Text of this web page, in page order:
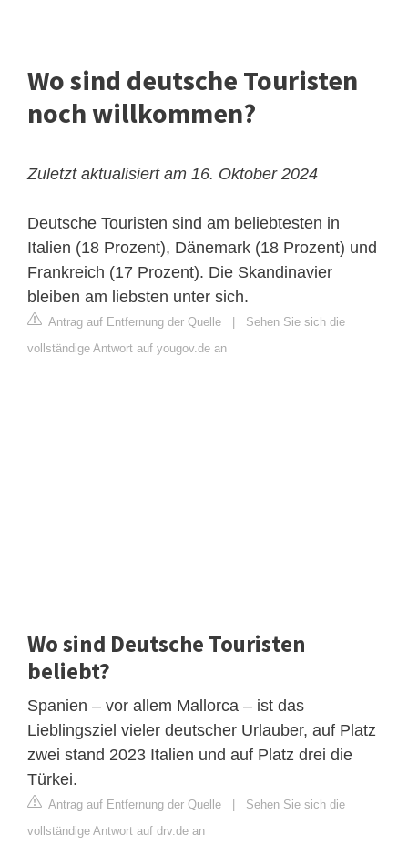
Wo sind deutsche Touristen
noch willkommen?
Zuletzt aktualisiert am 16. Oktober 2024
Deutsche Touristen sind am beliebtesten in
Italien (18 Prozent), Dänemark (18 Prozent) und
Frankreich (17 Prozent). Die Skandinavier
bleiben am liebsten unter sich.
Antrag auf Entfernung der Quelle
Sehen Sie sich die
vollständige Antwort auf yougov.de an
Wo sind Deutsche Touristen
beliebt?
Spanien – vor allem Mallorca – ist das
Lieblingsziel vieler deutscher Urlauber, auf Platz
zwei stand 2023 Italien und auf Platz drei die
Türkei.
Antrag auf Entfernung der Quelle
Sehen Sie sich die
vollständige Antwort auf drv.de an